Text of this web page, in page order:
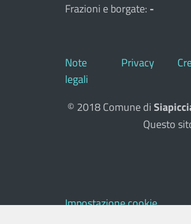
Frazioni e borgate: -
Note
legali
Privacy
© 2018 Comune di
Questo
Impostazione cookie